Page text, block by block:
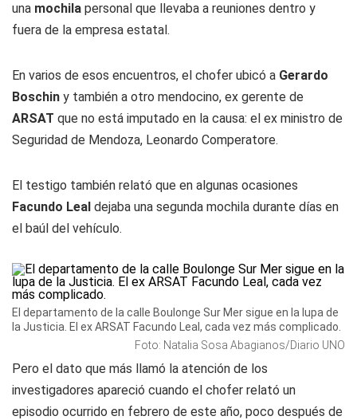
una mochila personal que llevaba a reuniones dentro y
fuera de la empresa estatal.
En varios de esos encuentros, el chofer ubicó a Gerardo
Boschin y también a otro mendocino, ex gerente de
ARSAT que no está imputado en la causa: el ex ministro de
Seguridad de Mendoza, Leonardo Comperatore.
El testigo también relató que en algunas ocasiones
Facundo Leal dejaba una segunda mochila durante días en
el baúl del vehículo.
El departamento de la calle Boulonge Sur Mer sigue en la lupa de
la Justicia. El ex ARSAT Facundo Leal, cada vez más complicado.
Foto: Natalia Sosa Abagianos/Diario UNO
Pero el dato que más llamó la atención de los
investigadores apareció cuando el chofer relató un
episodio ocurrido en febrero de este año, poco después de